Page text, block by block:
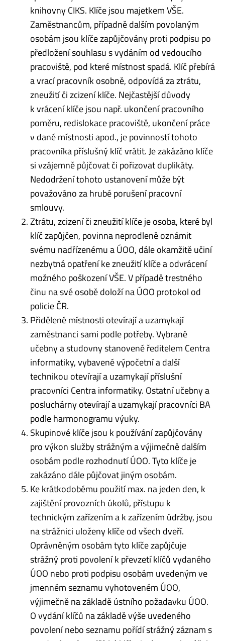
knihovny CIKS. Klíče jsou majetkem VŠE.
Zaměstnancům, případně dalším povolaným
osobám jsou klíče zapůjčovány proti podpisu po
předložení souhlasu s vydáním od vedoucího
pracoviště, pod které místnost spadá. Klíč přebírá
a vrací pracovník osobně, odpovídá za ztrátu,
zneužití či zcizení klíče. Nejčastější důvody
k vrácení klíče jsou např. ukončení pracovního
poměru, redislokace pracoviště, ukončení práce
v dané místnosti apod., je povinností tohoto
pracovníka příslušný klíč vrátit. Je zakázáno klíče
si vzájemně půjčovat či pořizovat duplikáty.
Nedodržení tohoto ustanovení může být
považováno za hrubé porušení pracovní
smlouvy.
Ztrátu, zcizení či zneužití klíče je osoba, které byl
klíč zapůjčen, povinna neprodleně oznámit
svému nadřízenému a ÚOO, dále okamžitě učiní
nezbytná opatření ke zneužití klíče a odvrácení
možného poškození VŠE. V případě trestného
činu na své osobě doloží na ÚOO protokol od
policie ČR.
Přidělené místnosti otevírají a uzamykají
zaměstnanci sami podle potřeby. Vybrané
učebny a studovny stanovené ředitelem Centra
informatiky, vybavené výpočetní a další
technikou otevírají a uzamykají příslušní
pracovníci Centra informatiky. Ostatní učebny a
posluchárny otevírají a uzamykají pracovníci BA
podle harmonogramu výuky.
Skupinové klíče jsou k používání zapůjčovány
pro výkon služby strážným a výjimečně dalším
osobám podle rozhodnutí ÚOO. Tyto klíče je
zakázáno dále půjčovat jiným osobám.
Ke krátkodobému použití max. na jeden den, k
zajištění provozních úkolů, přístupu k
technickým zařízením a k zařízením údržby, jsou
na strážnici uloženy klíče od všech dveří.
Oprávněným osobám tyto klíče zapůjčuje
strážný proti povolení k převzetí klíčů vydaného
ÚOO nebo proti podpisu osobám uvedeným ve
jmenném seznamu vyhotoveném ÚOO,
výjimečně na základě ústního požadavku ÚOO.
O vydání klíčů na základě výše uvedeného
povolení nebo seznamu pořídí strážný záznam s